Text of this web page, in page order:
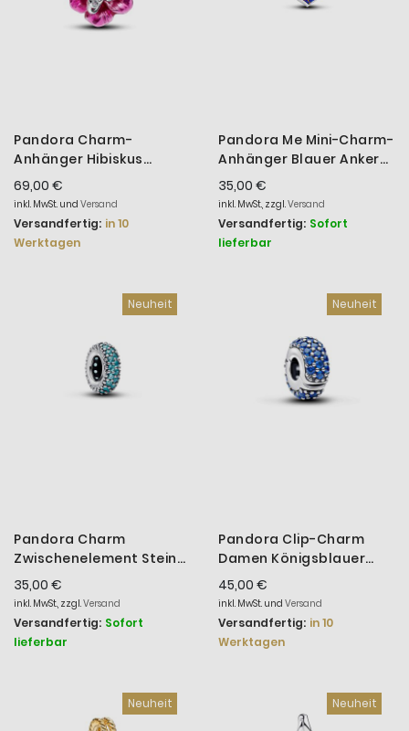
Pandora Charm-
Anhänger Hibiskus
Zirkonia Sterling-Silber
794698C01
69,00 €
inkl. MwSt. und Versand
Versandfertig: in 10
Werktagen
Pandora Me Mini-Charm-
Anhänger Blauer Anker
Sterling-Silber
794610C01
35,00 €
inkl. MwSt., zzgl.Versand
Versandfertig: Sofort
lieferbar
Neuheit
Pandora Charm
Zwischenelement Steine
Eisblau Sterling-Silber
791359C01
35,00 €
inkl. MwSt., zzgl.Versand
Versandfertig: Sofort
lieferbar
Neuheit
Pandora Clip-Charm
Damen Königsblauer
Stein Sterling-Silber
794700C01
45,00 €
inkl. MwSt. und Versand
Versandfertig: in 10
Werktagen
Neuheit Neuheit